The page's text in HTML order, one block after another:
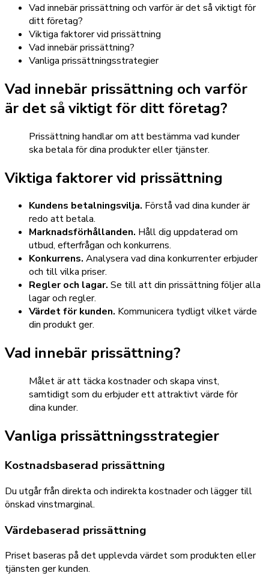
Vad innebär prissättning och varför är det så viktigt för
ditt företag?
Viktiga faktorer vid prissättning
Vad innebär prissättning?
Vanliga prissättningsstrategier
Vad innebär prissättning och varför
är det så viktigt för ditt företag?
Prissättning handlar om att bestämma vad kunder
ska betala för dina produkter eller tjänster.
Viktiga faktorer vid prissättning
Kundens betalningsvilja. Förstå vad dina kunder är
redo att betala.
Marknadsförhållanden. Håll dig uppdaterad om
utbud, efterfrågan och konkurrens.
Konkurrens. Analysera vad dina konkurrenter erbjuder
och till vilka priser.
Regler och lagar. Se till att din prissättning följer alla
lagar och regler.
Värdet för kunden. Kommunicera tydligt vilket värde
din produkt ger.
Vad innebär prissättning?
Målet är att täcka kostnader och skapa vinst,
samtidigt som du erbjuder ett attraktivt värde för
dina kunder.
Vanliga prissättningsstrategier
Kostnadsbaserad prissättning
Du utgår från direkta och indirekta kostnader och lägger till
önskad vinstmarginal.
Värdebaserad prissättning
Priset baseras på det upplevda värdet som produkten eller
tjänsten ger kunden.